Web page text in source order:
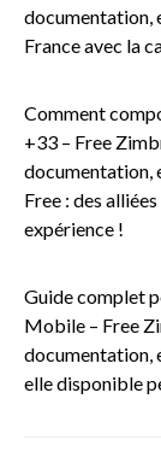
documentation,
France avec la
Comment
+33 – Free
documentation,
Free : des
expérience !
Guide complet
Mobile – Free
documentation,
elle disponible